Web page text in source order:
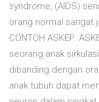
syndrome, (AIDS)
orang normal sangat
CONTOH ASKEP:
seorang anak
dibanding dengan
anak tubuh dapat